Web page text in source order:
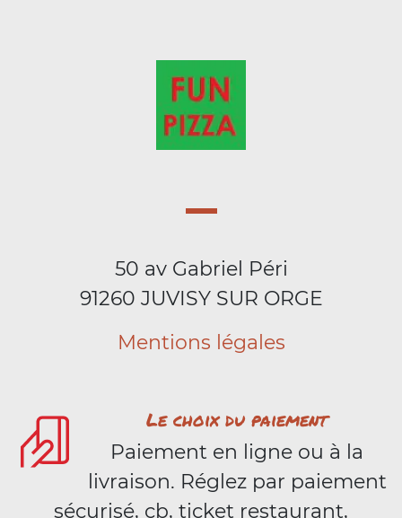
50 av Gabriel Péri
91260 JUVISY SUR ORGE
Mentions légales
Le choix du paiement
Paiement en ligne ou à la
livraison. Réglez par paiement
sécurisé, cb, ticket restaurant,